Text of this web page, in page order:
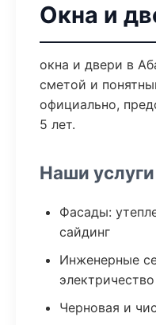
Окна и
окна и двери в
сметой и
официально,
5 лет.
Наши услуги
Фасады:
сайдинг
Инженерные
электричество
Черновая и